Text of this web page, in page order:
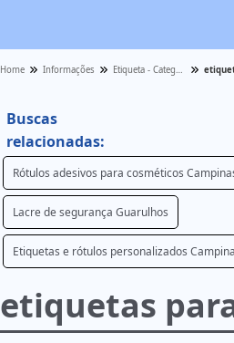
Home Informações Etiqueta - Categoria
Buscas
relacionadas:
Rótulos adesivos para cosméticos
Lacre de segurança Guarulhos
Etiquetas e rótulos personalizados
etiquetas